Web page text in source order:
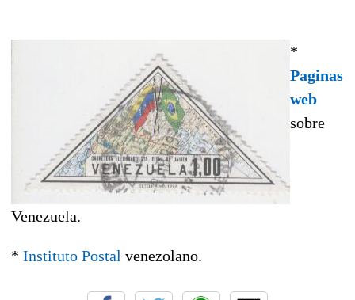
*
Paginas
web
sobre
Venezuela.
* Instituto Postal venezolano.